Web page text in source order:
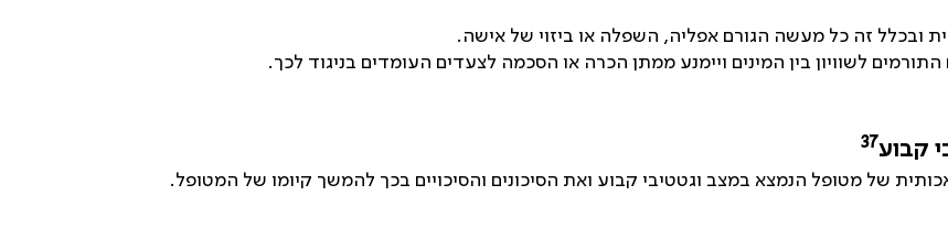
ובכלל זה כל מעשה הגורם אפליה, השפלה או ביזוי של אישה.
לשוויון בין המינים ויימנע ממתן הכרה או הסכמה לצעדים העומדים בניגוד לכך.
קבוע37
של מטופל הנמצא במצב וגטטיבי קבוע ואת הסיכונים והסיכויים בכך להמשך קיומו של המטופל.